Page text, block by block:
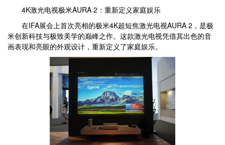
4K激光电视极米AURA 2：重新定义家庭娱乐
在IFA展会上首次亮相的极米4K超短焦激光电视AURA 2，是极
米创新科技与极致美学的巅峰之作。这款激光电视凭借其出色的音
画表现和亮眼的外观设计，重新定义了家庭娱乐。